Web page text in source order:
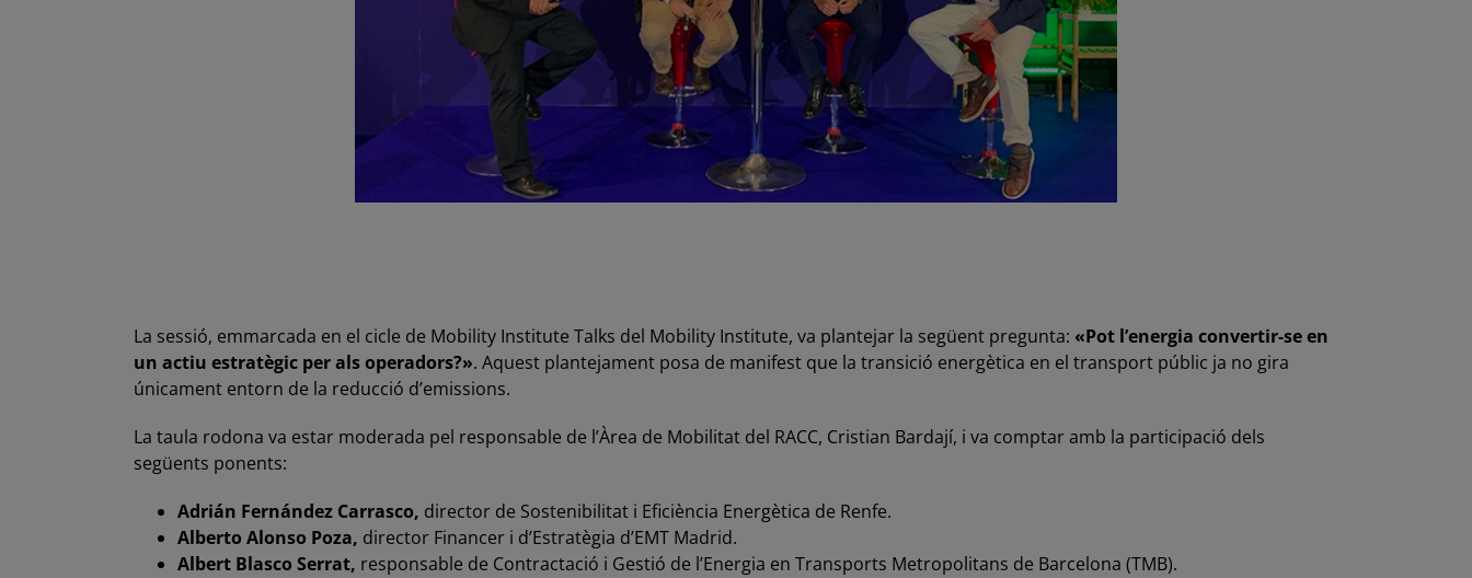
La sessió, emmarcada en el cicle de Mobility Institute Talks del Mobility Institute, va plantejar la següent pregunta: «Pot l’energia convertir-se en
un actiu estratègic per als operadors?». Aquest plantejament posa de manifest que la transició energètica en el transport públic ja no gira
únicament entorn de la reducció d’emissions.
La taula rodona va estar moderada pel responsable de l’Àrea de Mobilitat del RACC, Cristian Bardají, i va comptar amb la participació dels
següents ponents:
Adrián Fernández Carrasco, director de Sostenibilitat i Eficiència Energètica de Renfe.
Alberto Alonso Poza, director Financer i d’Estratègia d’EMT Madrid.
Albert Blasco Serrat, responsable de Contractació i Gestió de l’Energia en Transports Metropolitans de Barcelona (TMB).